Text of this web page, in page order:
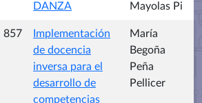
DANZA
Mayolas Pi
857
Implementación
de docencia
inversa para el
desarrollo de
competencias
María
Begoña
Peña
Pellicer